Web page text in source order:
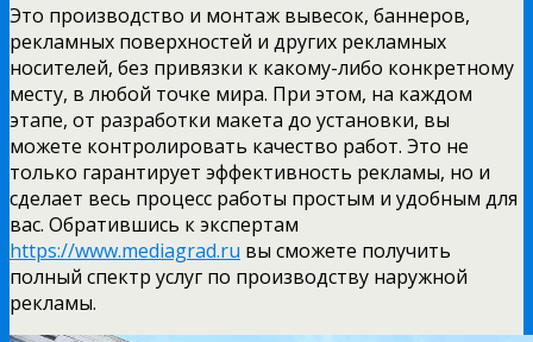
Это производство и монтаж вывесок, баннеров,
рекламных поверхностей и других рекламных
носителей, без привязки к какому-либо конкретному
месту, в любой точке мира. При этом, на каждом
этапе, от разработки макета до установки, вы
можете контролировать качество работ. Это не
только гарантирует эффективность рекламы, но и
сделает весь процесс работы простым и удобным для
вас. Обратившись к экспертам
https://www.mediagrad.ru вы сможете получить
полный спектр услуг по производству наружной
рекламы.